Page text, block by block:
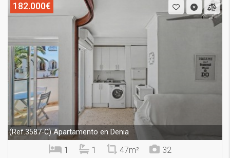
182.000€
(Ref.3587-C)Apartamento en Denia
1 1 47m² 32